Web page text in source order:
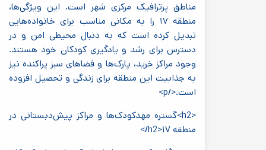
مناطق پرترافیک مرکزی شهر است. این ویژگی‌ها،
منطقه ۱۷ را به مکانی مناسب برای خانواده‌هایی
تبدیل کرده است که به دنبال محیطی امن و در
دسترس برای رشد و یادگیری کودکان خود هستند.
وجود مراکز خرید، پارک‌ها و فضاهای سبز پراکنده نیز
به جذابیت این منطقه برای زندگی و تحصیل افزوده
است.</p>
<h2>گستره مهدکودک‌ها و مراکز پیش‌دبستانی در
منطقه ۱۷<‎/h2>